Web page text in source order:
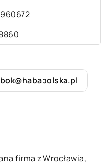
bok@habapolska.pl
firma z Wrocławia,